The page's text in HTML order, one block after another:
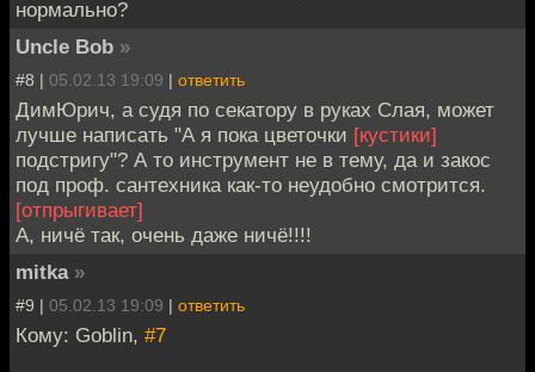
нормально?
Uncle Bob »
#8 | 05.02.13 19:09 | ответить
ДимЮрич, а судя по секатору в руках Слая, может
лучше написать "А я пока цветочки [кустики]
подстригу"? А то инструмент не в тему, да и закос
под проф. сантехника как-то неудобно смотрится.
[отпрыгивает]
А, ничё так, очень даже ничё!!!!
mitka »
#9 | 05.02.13 19:09 | ответить
Кому: Goblin, #7